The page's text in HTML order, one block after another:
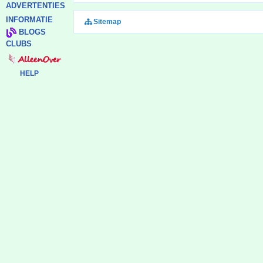
ADVERTENTIES
INFORMATIE
BLOGS
CLUBS
HELP
Sitemap